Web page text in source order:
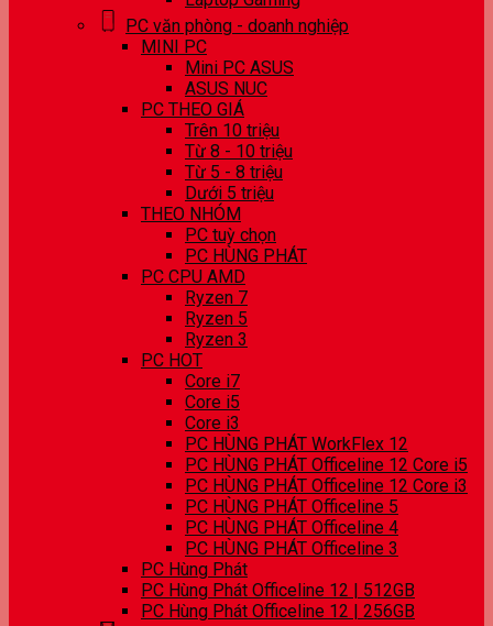
PC văn phòng - doanh nghiệp
MINI PC
Mini PC ASUS
ASUS NUC
PC THEO GIÁ
Trên 10 triệu
Từ 8 - 10 triệu
Từ 5 - 8 triệu
Dưới 5 triệu
THEO NHÓM
PC tuỳ chọn
PC HÙNG PHÁT
PC CPU AMD
Ryzen 7
Ryzen 5
Ryzen 3
PC HOT
Core i7
Core i5
Core i3
PC HÙNG PHÁT WorkFlex 12
PC HÙNG PHÁT Officeline 12 Core i5
PC HÙNG PHÁT Officeline 12 Core i3
PC HÙNG PHÁT Officeline 5
PC HÙNG PHÁT Officeline 4
PC HÙNG PHÁT Officeline 3
PC Hùng Phát
PC Hùng Phát Officeline 12 | 512GB
PC Hùng Phát Officeline 12 | 256GB